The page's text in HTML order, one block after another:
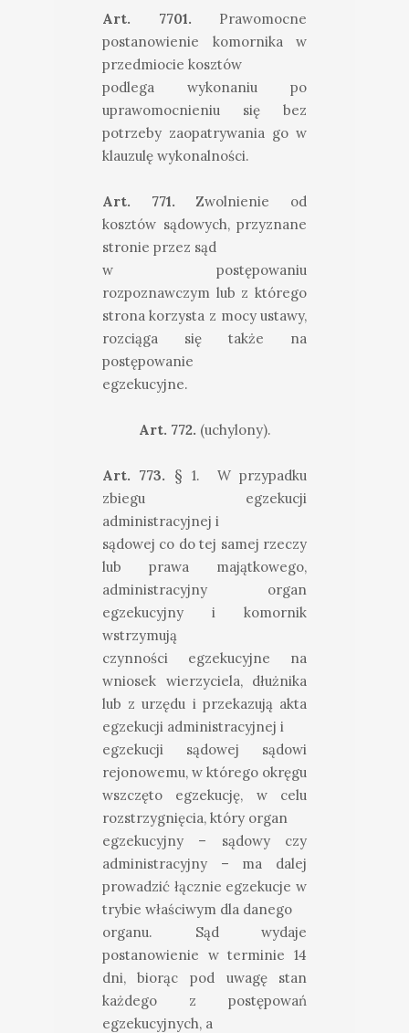
Art. 7701. Prawomocne
postanowienie komornika w
przedmiocie kosztów
podlega wykonaniu po
uprawomocnieniu się bez
potrzeby zaopatrywania go w
klauzulę wykonalności.
Art. 771. Zwolnienie od
kosztów sądowych, przyznane
stronie przez sąd
w postępowaniu
rozpoznawczym lub z którego
strona korzysta z mocy ustawy,
rozciąga się także na
postępowanie
egzekucyjne.
Art. 772. (uchylony).
Art. 773. § 1. W przypadku
zbiegu egzekucji
administracyjnej i
sądowej co do tej samej rzeczy
lub prawa majątkowego,
administracyjny organ
egzekucyjny i komornik
wstrzymują
czynności egzekucyjne na
wniosek wierzyciela, dłużnika
lub z urzędu i przekazują akta
egzekucji administracyjnej i
egzekucji sądowej sądowi
rejonowemu, w którego okręgu
wszczęto egzekucję, w celu
rozstrzygnięcia, który organ
egzekucyjny – sądowy czy
administracyjny – ma dalej
prowadzić łącznie egzekucje w
trybie właściwym dla danego
organu. Sąd wydaje
postanowienie w terminie 14
dni, biorąc pod uwagę stan
każdego z postępowań
egzekucyjnych, a